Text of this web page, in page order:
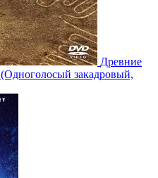
Древние
(Одноголосый закадровый,